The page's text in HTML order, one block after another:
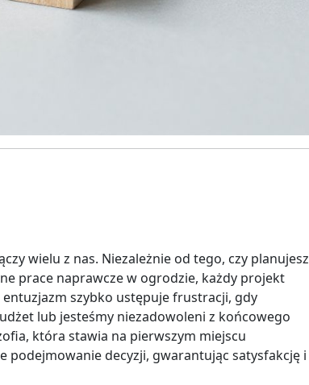
wielu z nas. Niezależnie od tego, czy planujesz
prace naprawcze w ogrodzie, każdy projekt
szybko ustępuje frustracji, gdy
lub jesteśmy niezadowoleni z końcowego
która stawia na pierwszym miejscu
podejmowanie decyzji, gwarantując satysfakcję i